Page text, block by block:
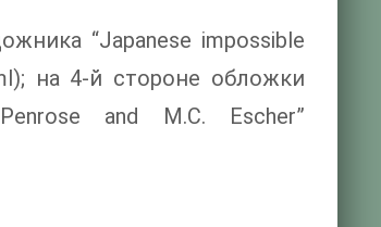
“Japanese impossible
на 4-й стороне обложки
and M.C. Escher”